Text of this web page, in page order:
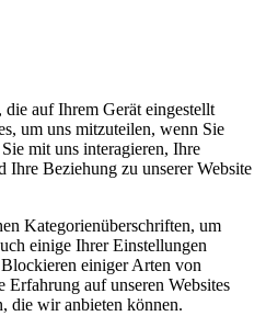
auf Ihrem Gerät eingestellt
um uns mitzuteilen, wenn Sie
mit uns interagieren, Ihre
Ihre Beziehung zu unserer Website
Kategorienüberschriften, um
einige Ihrer Einstellungen
Blockieren einiger Arten von
auf unseren Websites
die wir anbieten können.